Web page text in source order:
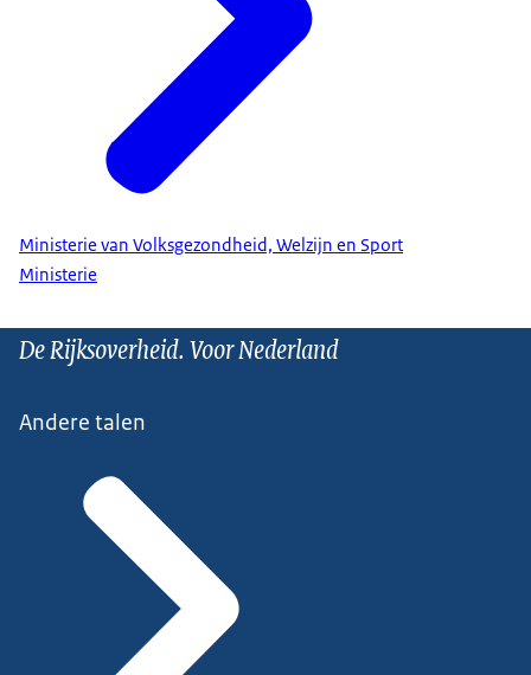
Ministerie van Volksgezondheid, Welzijn en Sport
Ministerie
De Rijksoverheid. Voor Nederland
Andere talen